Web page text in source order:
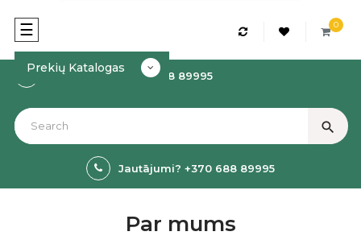
Toggle
navigation
☰ 0
Kā rezervēt? +370 688 89995
Prekių Katalogas
search
Jautājumi? +370 688 89995
Par mums